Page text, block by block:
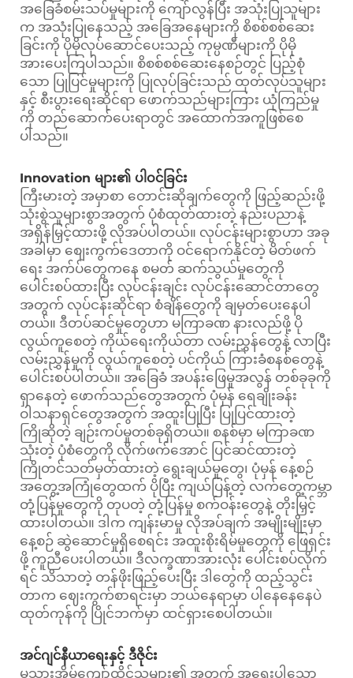
အခြေခံစမ်းသပ်မှုများကို ကျော်လွန်ပြီး အသုံးပြုသူများ
က အသုံးပြုနေသည့် အခြေအနေများကို စိစစ်စစ်ဆေး
ခြင်းကို ပိုမိုလုပ်ဆောင်ပေးသည့် ကုမ္ပဏီများကို ပိုမို
အားပေးကြပါသည်။ စိစစ်စစ်ဆေးနေစဉ်တွင် ပြည့်စုံ
သော ပြုပြင်မှုများကို ပြုလုပ်ခြင်းသည် ထုတ်လုပ်သူများ
နှင့် စီးပွားရေးဆိုင်ရာ ဖောက်သည်များကြား ယုံကြည်မှု
ကို တည်ဆောက်ပေးရာတွင် အထောက်အကူဖြစ်စေ
ပါသည်။
Innovation များ၏ ပါဝင်ခြင်း
ကြီးမားတဲ့ အမှာစာ တောင်းဆိုချက်တွေကို ဖြည့်ဆည်းဖို့
သုံးစွဲသူများစွာအတွက် ပုံစံထုတ်ထားတဲ့ နည်းပညာနဲ့
အရှိန်မြှင့်ထားဖို့ လိုအပ်ပါတယ်။ လုပ်ငန်းများစွာဟာ အခု
အခါမှာ စျေးကွက်ဒေတာကို ဝင်ရောက်နိုင်တဲ့ မိတ်ဖက်
ရေး အက်ပ်တွေကနေ စမတ် ဆက်သွယ်မှုတွေကို
ပေါင်းစပ်ထားပြီး လုပ်ငန်းချင်း လုပ်ငန်းဆောင်တာတွေ
အတွက် လုပ်ငန်းဆိုင်ရာ စံချိန်တွေကို ချမှတ်ပေးနေပါ
တယ်။ ဒီတပ်ဆင်မှုတွေဟာ မကြာခဏ နားလည်ဖို့ ပို
လွယ်ကူစေတဲ့ ကိုယ်ရေးကိုယ်တာ လမ်းညွှန်တွေနဲ့ လာပြီး
လမ်းညွှန်မှုကို လွယ်ကူစေတဲ့ ပင်ကိုယ် ကြားခံစနစ်တွေနဲ့
ပေါင်းစပ်ပါတယ်။ အခြေခံ အပန်းဖြေမှုအလွန် တစ်ခုခုကို
ရှာနေတဲ့ ဖောက်သည်တွေအတွက် ပုံမှန် ရေချိုးခန်း
ဝါသနာရှင်တွေအတွက် အထူးပြုပြီး ပြုပြင်ထားတဲ့
ကြိုဆိုတဲ့ ချဉ်းကပ်မှုတစ်ခုရှိတယ်။ စနစ်မှာ မကြာခဏ
သုံးတဲ့ ပုံစံတွေကို လိုက်ဖက်အောင် ပြင်ဆင်ထားတဲ့
ကြိုတင်သတ်မှတ်ထားတဲ့ ရွေးချယ်မှုတွေ၊ ပုံမှန် နေ့စဉ်
အတွေ့အကြုံတွေထက် ပိုပြီး ကျယ်ပြန့်တဲ့ လက်တွေ့ကမ္ဘာ
တုံ့ပြန်မှုတွေကို တုပတဲ့ တုံ့ပြန်မှု စက်ဝန်းတွေနဲ့ တိုးမြှင့်
ထားပါတယ်။ ဒါက ကျန်းမာမှု လိုအပ်ချက် အမျိုးမျိုးမှာ
နေ့စဉ် ဆွဲဆောင်မှုရှိစေရင်း အထူးစိုးရိမ်မှုတွေကို ဖြေရှင်း
ဖို့ ကူညီပေးပါတယ်။ ဒီလက္ခဏာအားလုံး ပေါင်းစပ်လိုက်
ရင် သိသာတဲ့ တန်ဖိုးဖြည့်ပေးပြီး ဒါတွေကို ထည့်သွင်း
တာက ဈေးကွက်စာရင်းမှာ ဘယ်နေရာမှာ ပါနေနေနေပဲ
ထုတ်ကုန်ကို ပြိုင်ဘက်မှာ ထင်ရှားစေပါတယ်။
အင်ဂျင်နီယာရေးနှင့် ဒီဇိုင်း
မသားအိမ်ကျော်ထိုင်သူများ၏ အတွက် အရေးပါသော